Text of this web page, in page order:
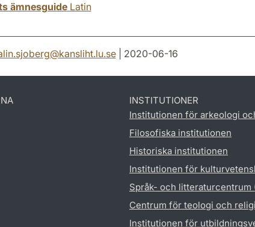
ämnesguideLatin
@kansliht.lu.se| 2020-06-16
INSTITUTIONER
Institutionen för arkeologi
Filosofiska institutionen
Historiska institutionen
Institutionen för
Språk- och litteraturcentrum
Centrum för teologi och
Institutionen för